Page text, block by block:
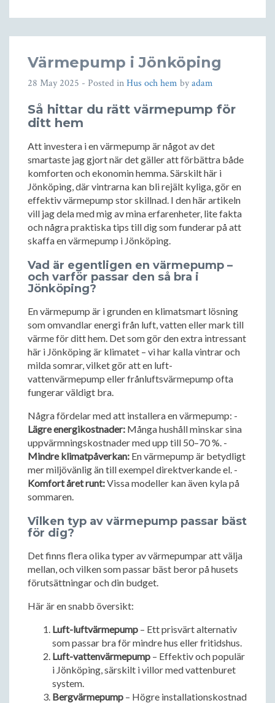
Värmepump i Jönköping
28 May 2025 - Posted inHus och hem byadam
Så hittar du rätt värmepump för
ditt hem
Att investera i en värmepump är något av det
smartaste jag gjort när det gäller att förbättra både
komforten och ekonomin hemma. Särskilt här i
Jönköping, där vintrarna kan bli rejält kyliga, gör en
effektiv värmepump stor skillnad. I den här artikeln
vill jag dela med mig av mina erfarenheter, lite fakta
och några praktiska tips till dig som funderar på att
skaffa en värmepump i Jönköping.
Vad är egentligen en värmepump –
och varför passar den så bra i
Jönköping?
En värmepump är i grunden en klimatsmart lösning
som omvandlar energi från luft, vatten eller mark till
värme för ditt hem. Det som gör den extra intressant
här i Jönköping är klimatet – vi har kalla vintrar och
milda somrar, vilket gör att en luft-
vattenvärmepump eller frånluftsvärmepump ofta
fungerar väldigt bra.
Några fördelar med att installera en värmepump: -
Lägre energikostnader: Många hushåll minskar sina
uppvärmningskostnader med upp till 50–70 %. -
Mindre klimatpåverkan: En värmepump är betydligt
mer miljövänlig än till exempel direktverkande el. -
Komfort året runt:Vissa modeller kan även kyla på
sommaren.
Vilken typ av värmepump passar bäst
för dig?
Det finns flera olika typer av värmepumpar att välja
mellan, och vilken som passar bäst beror på husets
förutsättningar och din budget.
Här är en snabb översikt:
Luft-luftvärmepump – Ett prisvärt alternativ
som passar bra för mindre hus eller fritidshus.
Luft-vattenvärmepump – Effektiv och populär
i Jönköping, särskilt i villor med vattenburet
system.
Bergvärmepump – Högre installationskostnad